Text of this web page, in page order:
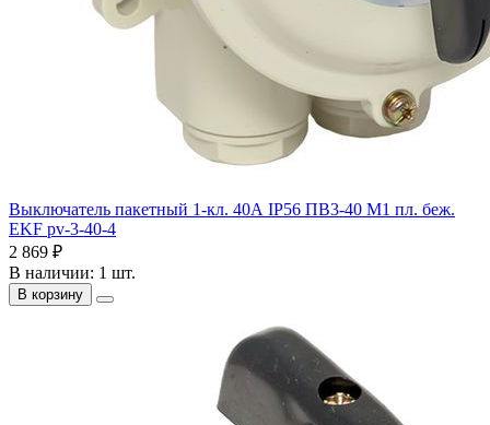
Выключатель пакетный 1-кл. 40А IP56 ПВ3-40 М1 пл. беж.
EKF pv-3-40-4
2 869 ₽
В наличии: 1 шт.
В корзину